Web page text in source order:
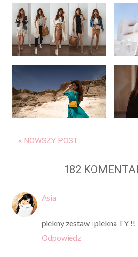
« NOWSZY POST
182
Asia
piekny zestaw i piekna TY !!
Odpowiedz